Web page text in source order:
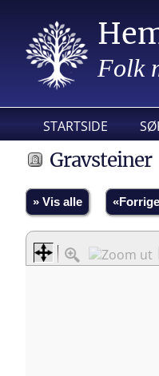
Folk
STARTSIDE
Gravsteiner
» Vis alle «Forrige